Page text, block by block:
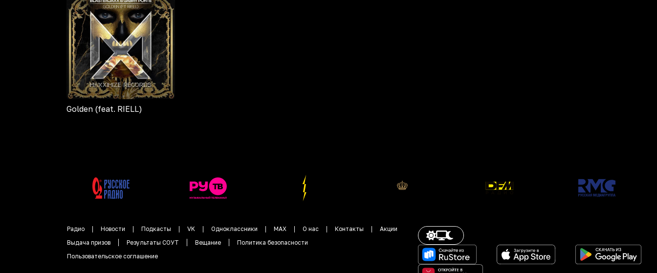
Golden (feat. RIELL)
Радио Новости Подкасты VK Одноклассники MAX О нас Контакты
Акции
Выдача призов
Результаты СОУТ Вещание
Политика безопасности
Пользовательское соглашение